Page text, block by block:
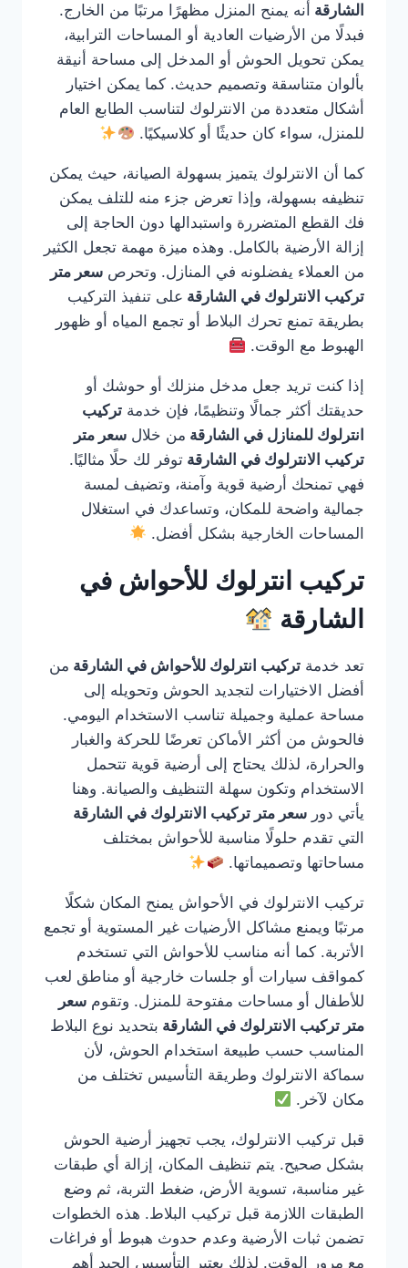
الشارقة أنه يمنح المنزل مظهرًا مرتبًا من الخارج.
فبدلًا من الأرضيات العادية أو المساحات الترابية،
يمكن تحويل الحوش أو المدخل إلى مساحة أنيقة
بألوان متناسقة وتصميم حديث. كما يمكن اختيار
أشكال متعددة من الانترلوك لتناسب الطابع العام
للمنزل، سواء كان حديثًا أو كلاسيكيًا.
كما أن الانترلوك يتميز بسهولة الصيانة، حيث يمكن
تنظيفه بسهولة، وإذا تعرض جزء منه للتلف يمكن
فك القطع المتضررة واستبدالها دون الحاجة إلى
إزالة الأرضية بالكامل. وهذه ميزة مهمة تجعل الكثير
من العملاء يفضلونه في المنازل. وتحرص سعر متر
تركيب الانترلوك في الشارقة على تنفيذ التركيب
بطريقة تمنع تحرك البلاط أو تجمع المياه أو ظهور
الهبوط مع الوقت.
إذا كنت تريد جعل مدخل منزلك أو حوشك أو
حديقتك أكثر جمالًا وتنظيمًا، فإن خدمة تركيب
انترلوك للمنازل في الشارقة من خلال سعر متر
تركيب الانترلوك في الشارقة توفر لك حلًا مثاليًا.
فهي تمنحك أرضية قوية وآمنة، وتضيف لمسة
جمالية واضحة للمكان، وتساعدك في استغلال
المساحات الخارجية بشكل أفضل.
تركيب انترلوك للأحواش في
الشارقة
تعد خدمة تركيب انترلوك للأحواش في الشارقة من
أفضل الاختيارات لتجديد الحوش وتحويله إلى
مساحة عملية وجميلة تناسب الاستخدام اليومي.
فالحوش من أكثر الأماكن تعرضًا للحركة والغبار
والحرارة، لذلك يحتاج إلى أرضية قوية تتحمل
الاستخدام وتكون سهلة التنظيف والصيانة. وهنا
يأتي دور سعر متر تركيب الانترلوك في الشارقة
التي تقدم حلولًا مناسبة للأحواش بمختلف
مساحاتها وتصميماتها.
تركيب الانترلوك في الأحواش يمنح المكان شكلًا
مرتبًا ويمنع مشاكل الأرضيات غير المستوية أو تجمع
الأتربة. كما أنه مناسب للأحواش التي تستخدم
كمواقف سيارات أو جلسات خارجية أو مناطق لعب
للأطفال أو مساحات مفتوحة للمنزل. وتقوم سعر
متر تركيب الانترلوك في الشارقة بتحديد نوع البلاط
المناسب حسب طبيعة استخدام الحوش، لأن
سماكة الانترلوك وطريقة التأسيس تختلف من
مكان لآخر.
قبل تركيب الانترلوك، يجب تجهيز أرضية الحوش
بشكل صحيح. يتم تنظيف المكان، إزالة أي طبقات
غير مناسبة، تسوية الأرض، ضغط التربة، ثم وضع
الطبقات اللازمة قبل تركيب البلاط. هذه الخطوات
تضمن ثبات الأرضية وعدم حدوث هبوط أو فراغات
مع مرور الوقت. لذلك يعتبر التأسيس الجيد أهم